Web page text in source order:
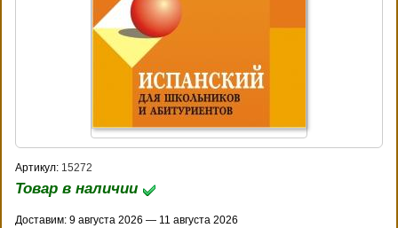
Артикул: 15272
Товар в наличии
Доставим: 9 августа 2026 — 11 августа 2026